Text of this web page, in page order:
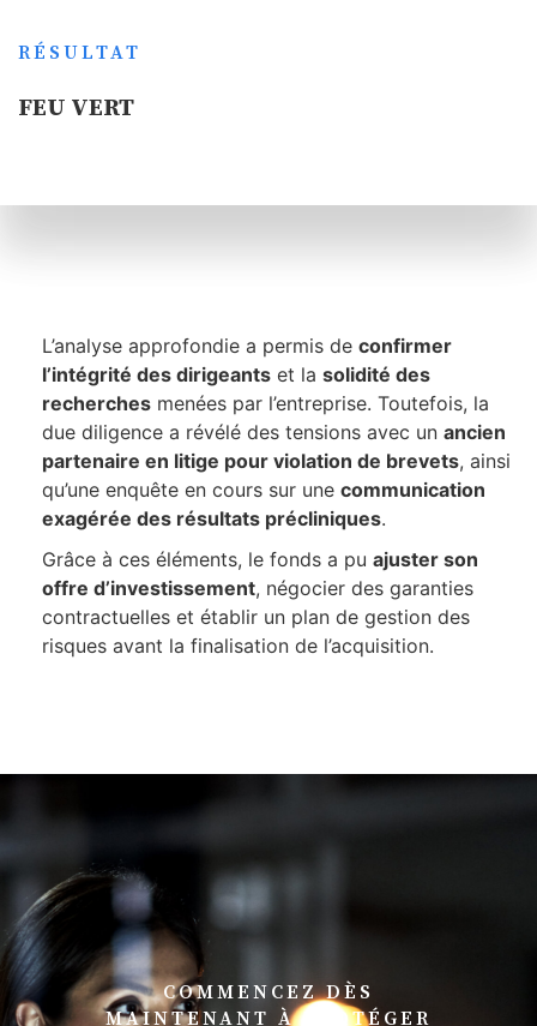
RÉSULTAT
FEU VERT
L’analyse approfondie a permis de confirmer
l’intégrité des dirigeants et la solidité des
recherches menées par l’entreprise. Toutefois, la
due diligence a révélé des tensions avec un ancien
partenaire en litige pour violation de brevets, ainsi
qu’une enquête en cours sur une communication
exagérée des résultats précliniques.
Grâce à ces éléments, le fonds a pu ajuster son
offre d’investissement, négocier des garanties
contractuelles et établir un plan de gestion des
risques avant la finalisation de l’acquisition.
COMMENCEZ DÈS
MAINTENANT À PROTÉGER